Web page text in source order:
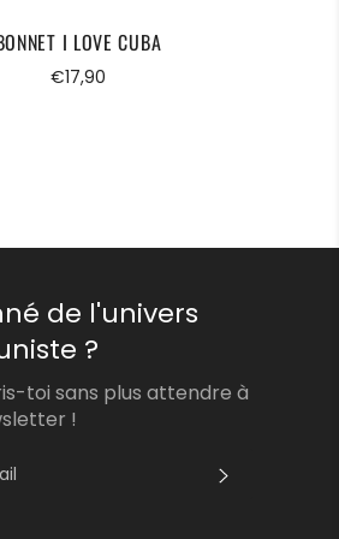
I LOVE CUBA
Prix
€17,90
de l'univers
?
toi sans plus attendre à
!